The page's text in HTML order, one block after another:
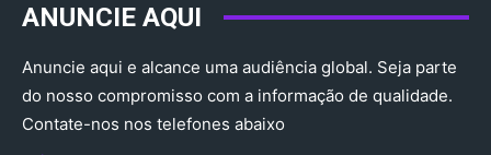
ANUNCIE AQUI
Anuncie aqui e alcance uma audiência global. Seja parte
do nosso compromisso com a informação de qualidade.
Contate-nos nos telefones abaixo